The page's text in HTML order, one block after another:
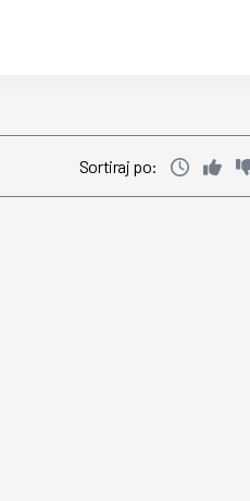
Sortiraj po: